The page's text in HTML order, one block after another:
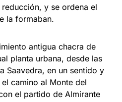
y se ordena el
la formaban.
antigua chacra de
planta urbana, desde las
Saavedra, en un sentido y
camino al Monte del
el partido de Almirante